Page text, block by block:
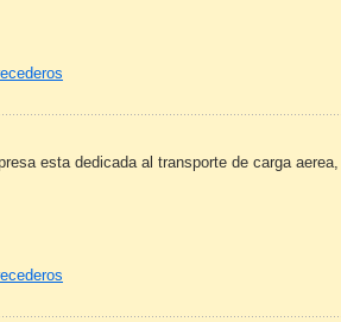
esta dedicada al transporte de carga aerea,